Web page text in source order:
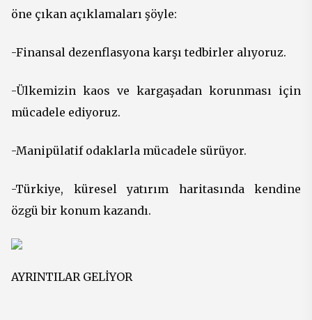
öne çıkan açıklamaları şöyle:
-Finansal dezenflasyona karşı tedbirler alıyoruz.
-Ülkemizin kaos ve kargaşadan korunması için
mücadele ediyoruz.
-Manipülatif odaklarla mücadele sürüyor.
-Türkiye, küresel yatırım haritasında kendine
özgü bir konum kazandı.
AYRINTILAR GELİYOR